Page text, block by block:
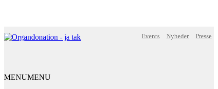
Events Nyheder Presse
MENUMENU